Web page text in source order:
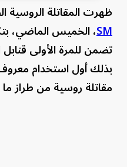
ظهرت المقاتلة الروسية
SM، الخميس الماضي،
تضمن للمرة الأولى قنابل
بذلك أول استخدام
مقاتلة روسية من طراز ما